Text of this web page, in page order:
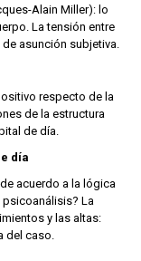
Alain Miller): lo
La tensión entre
asunción subjetiva.
respecto de la
de la estructura
de día.
día
acuerdo a la lógica
psicoanálisis? La
y las altas:
del caso.